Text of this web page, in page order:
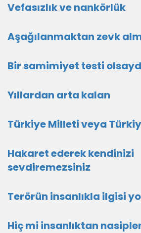
Vefasızlık ve nankörlük
Aşağılanmaktan zevk
Bir samimiyet testi
Yıllardan arta kalan
Türkiye Milleti veya
Hakaret ederek kendinizi
sevdiremezsiniz
Terörün insanlıkla ilgisi
Hiç mi insanlıktan